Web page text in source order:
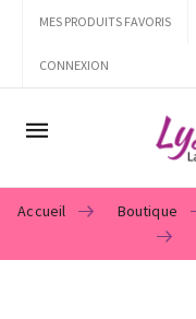
MES PRODUITS FAVORIS
CONNEXION
Mobile
Accueil Boutique